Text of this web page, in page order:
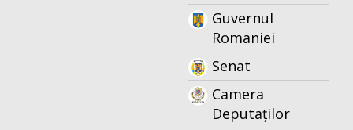
Guvernul
Romaniei
Senat
Camera
Deputaților